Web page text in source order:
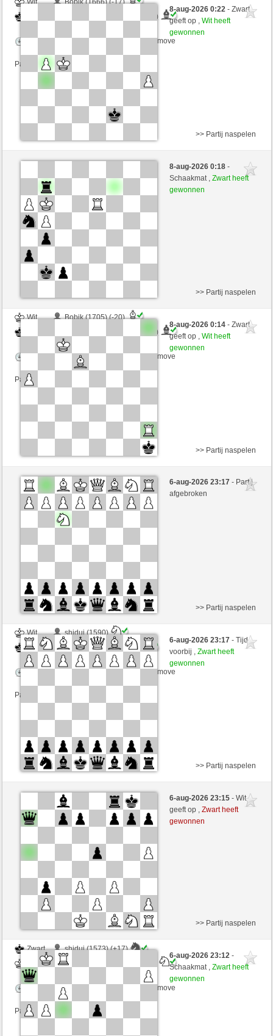
Wit
Bobik (1666) (-17)
RubiusAndorra (1644) (+17)
Speelduur: 2 minutes/side + 0 seconds/move
Partij telt mee voor de ranglijst
8-aug-2026 0:22- Zwart
geeft op ,Wit heeft
gewonnen
Zwart
Bobik (1685) (-19)
Speelduur: 2 minutes/side + 0 seconds/move
Partij telt mee voor de ranglijst
>> Partij naspelen
8-aug-2026 0:18-
Schaakmat ,Zwart heeft
gewonnen
Wit
Bobik (1705) (-20)
RubiusAndorra (1605) (+20)
Speelduur: 2 minutes/side + 0 seconds/move
Partij telt mee voor de ranglijst
>> Partij naspelen
8-aug-2026 0:14- Zwart
geeft op ,Wit heeft
gewonnen
Zwart
Bobik (1727) (-22)
Wit
RubiusAndorra (1583) (+22)
Speelduur: 2 minutes/side + 0 seconds/move
>> Partij naspelen
6-aug-2026 23:17- Partij
afgebroken
Wit
shiduj (1590)
Zwart
RubiusAndorra (1583)
Speelduur: 2 minutes/side + 0 seconds/move
Partij telt mee voor de ranglijst
>> Partij naspelen
6-aug-2026 23:17- Tijd
voorbij ,Zwart heeft
gewonnen
Wit
shiduj (1590)
RubiusAndorra (1583)
Partij telt mee voor de ranglijst
>> Partij naspelen
6-aug-2026 23:15- Wit
geeft op ,Zwart heeft
gewonnen
Zwart
shiduj (1573) (+17)
RubiusAndorra (1600) (-17)
Speelduur: 2 minutes/side + 0 seconds/move
Partij telt mee voor de ranglijst
>> Partij naspelen
6-aug-2026 23:12-
Schaakmat ,Zwart heeft
gewonnen